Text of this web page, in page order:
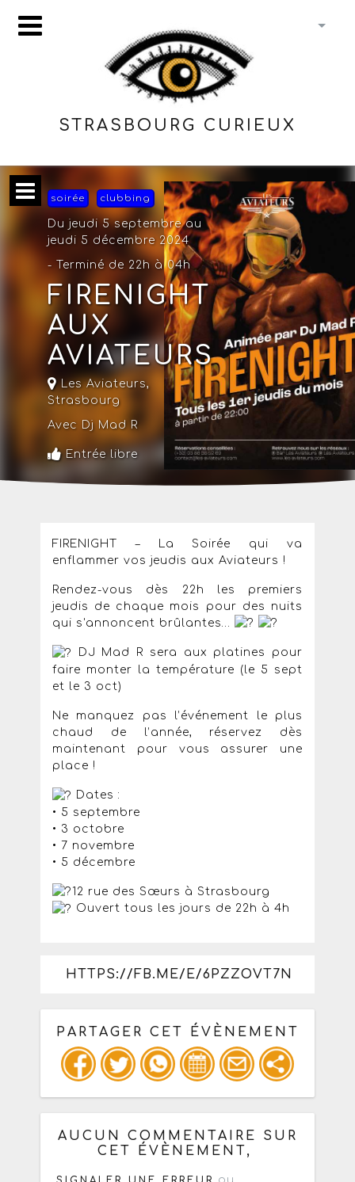
STRASBOURG CURIEUX
soirée clubbing
Du jeudi 5 septembre au
jeudi 5 décembre 2024
- Terminé de 22h à 04h
FIRENIGHT
AUX
AVIATEURS
Les Aviateurs,
Strasbourg
Avec Dj Mad R
Entrée libre
FIRENIGHT – La Soirée qui va
enflammer vos jeudis aux Aviateurs !
Rendez-vous dès 22h les premiers
jeudis de chaque mois pour des nuits
qui s'annoncent brûlantes…
DJ Mad R sera aux platines pour
faire monter la température (le 5 sept
et le 3 oct)
Ne manquez pas l’événement le plus
chaud de l’année, réservez dès
maintenant pour vous assurer une
place !
Dates :
• 5 septembre
• 3 octobre
• 7 novembre
• 5 décembre
12 rue des Sœurs à Strasbourg
Ouvert tous les jours de 22h à 4h
HTTPS://FB.ME/E/6PZZOVT7N
PARTAGER CET ÉVÈNEMENT
Copiez les infos ci-dessous pour un
: mail / forum / réseau social
AUCUN COMMENTAIRE SUR
CET ÉVÈNEMENT,